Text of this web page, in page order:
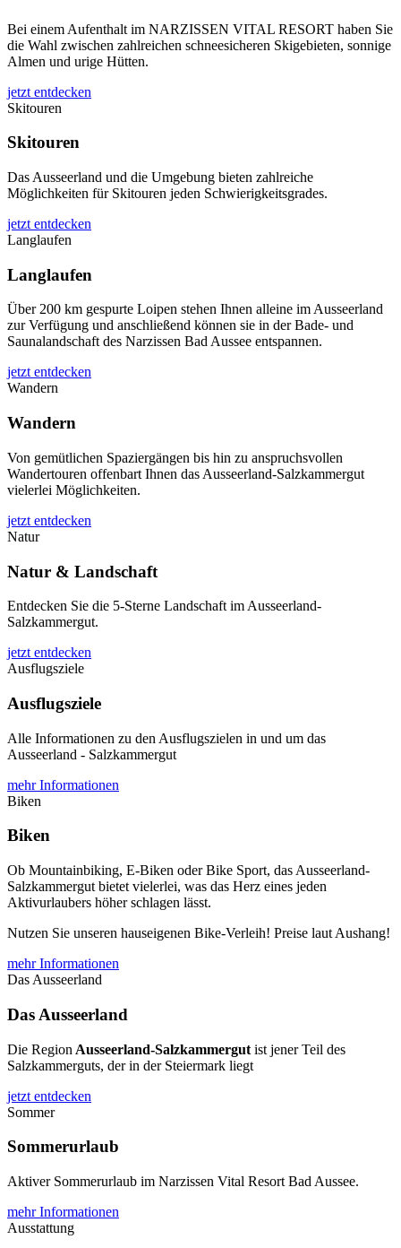
Bei einem Aufenthalt im NARZISSEN VITAL RESORT haben Sie
die Wahl zwischen zahlreichen schneesicheren Skigebieten, sonnige
Almen und urige Hütten.
jetzt entdecken
Skitouren
Skitouren
Das Ausseerland und die Umgebung bieten zahlreiche
Möglichkeiten für Skitouren jeden Schwierigkeitsgrades.
jetzt entdecken
Langlaufen
Langlaufen
Über 200 km gespurte Loipen stehen Ihnen alleine im Ausseerland
zur Verfügung und anschließend können sie in der Bade- und
Saunalandschaft des Narzissen Bad Aussee entspannen.
jetzt entdecken
Wandern
Wandern
Von gemütlichen Spaziergängen bis hin zu anspruchsvollen
Wandertouren offenbart Ihnen das Ausseerland-Salzkammergut
vielerlei Möglichkeiten.
jetzt entdecken
Natur
Natur & Landschaft
Entdecken Sie die 5-Sterne Landschaft im Ausseerland-
Salzkammergut.
jetzt entdecken
Ausflugsziele
Ausflugsziele
Alle Informationen zu den Ausflugszielen in und um das
Ausseerland - Salzkammergut
mehr Informationen
Biken
Biken
Ob Mountainbiking, E-Biken oder Bike Sport, das Ausseerland-
Salzkammergut bietet vielerlei, was das Herz eines jeden
Aktivurlaubers höher schlagen lässt.
Nutzen Sie unseren hauseigenen Bike-Verleih! Preise laut Aushang!
mehr Informationen
Das Ausseerland
Das Ausseerland
Die Region Ausseerland-Salzkammergut ist jener Teil des
Salzkammerguts, der in der Steiermark liegt
jetzt entdecken
Sommer
Sommerurlaub
Aktiver Sommerurlaub im Narzissen Vital Resort Bad Aussee.
mehr Informationen
Ausstattung